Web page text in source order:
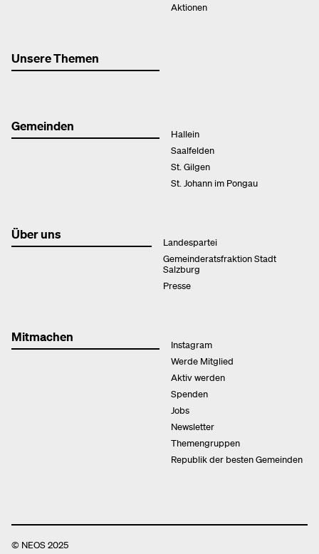
Aktionen
Unsere Themen
Gemeinden
Hallein
Saalfelden
St. Gilgen
St. Johann im Pongau
Über uns
Landespartei
Gemeinderatsfraktion Stadt
Salzburg
Presse
Mitmachen
Instagram
Werde Mitglied
Aktiv werden
Spenden
Jobs
Newsletter
Themengruppen
Republik der besten Gemeinden
© NEOS 2025